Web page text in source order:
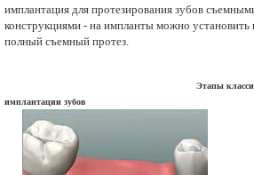
имплантация для протезирования зубов
конструкциями - на импланты можно установить
полный съемный протез.
Этапы классической
имплантации зубов